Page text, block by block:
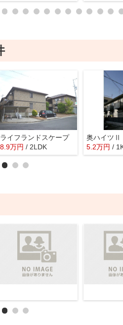
ライフランドスケープ
8.9万円 / 2LDK
奥ハイツⅡ
5.2万円 /